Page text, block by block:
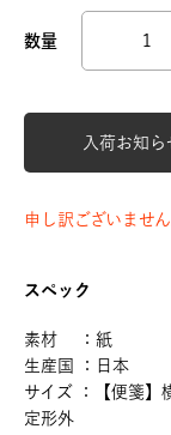
入荷お知
申し訳ございませ
スペック
素材 ：紙
生産国 ：日本
サイズ ：【便箋
定形外